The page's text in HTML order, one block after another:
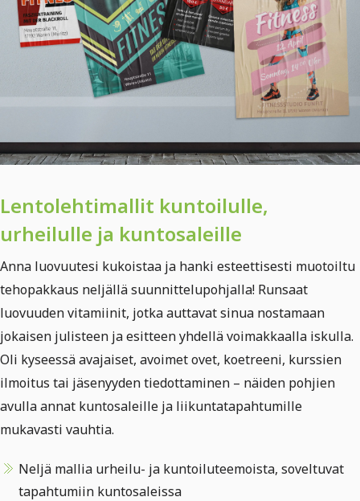
Lentolehtimallit kuntoilulle,
urheilulle ja kuntosaleille
Anna luovuutesi kukoistaa ja hanki esteettisesti muotoiltu
tehopakkaus neljällä suunnittelupohjalla! Runsaat
luovuuden vitamiinit, jotka auttavat sinua nostamaan
jokaisen julisteen ja esitteen yhdellä voimakkaalla iskulla.
Oli kyseessä avajaiset, avoimet ovet, koetreeni, kurssien
ilmoitus tai jäsenyyden tiedottaminen – näiden pohjien
avulla annat kuntosaleille ja liikuntatapahtumille
mukavasti vauhtia.
Neljä mallia urheilu- ja kuntoiluteemoista, soveltuvat
tapahtumiin kuntosaleissa